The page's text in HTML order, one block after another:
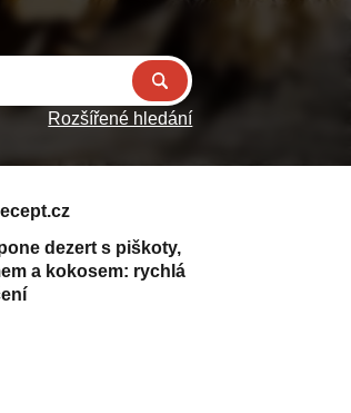
Rozšířené hledání
dezert s piškoty,
a kokosem: rychlá